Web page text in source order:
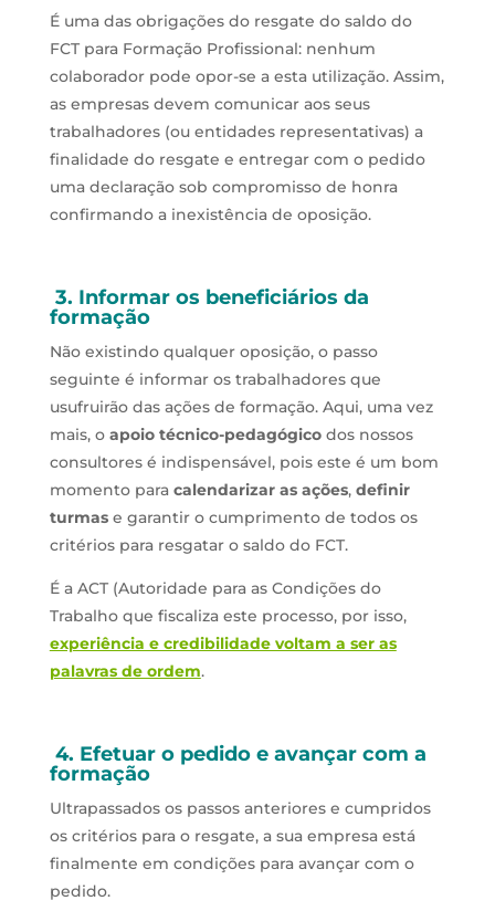
É uma das obrigações do resgate do saldo do
FCT para Formação Profissional: nenhum
colaborador pode opor-se a esta utilização. Assim,
as empresas devem comunicar aos seus
trabalhadores (ou entidades representativas) a
finalidade do resgate e entregar com o pedido
uma declaração sob compromisso de honra
confirmando a inexistência de oposição.
3. Informar os beneficiários da
formação
Não existindo qualquer oposição, o passo
seguinte é informar os trabalhadores que
usufruirão das ações de formação. Aqui, uma vez
mais, o apoio técnico-pedagógicodos nossos
consultores é indispensável, pois este é um bom
momento para calendarizar as ações, definir
turmase garantir o cumprimento de todos os
critérios para resgatar o saldo do FCT.
É a ACT (Autoridade para as Condições do
Trabalho que fiscaliza este processo, por isso,
experiência e credibilidade voltam a ser as
palavras de ordem.
4. Efetuar o pedido e avançar com a
formação
Ultrapassados os passos anteriores e cumpridos
os critérios para o resgate, a sua empresa está
finalmente em condições para avançar com o
pedido.